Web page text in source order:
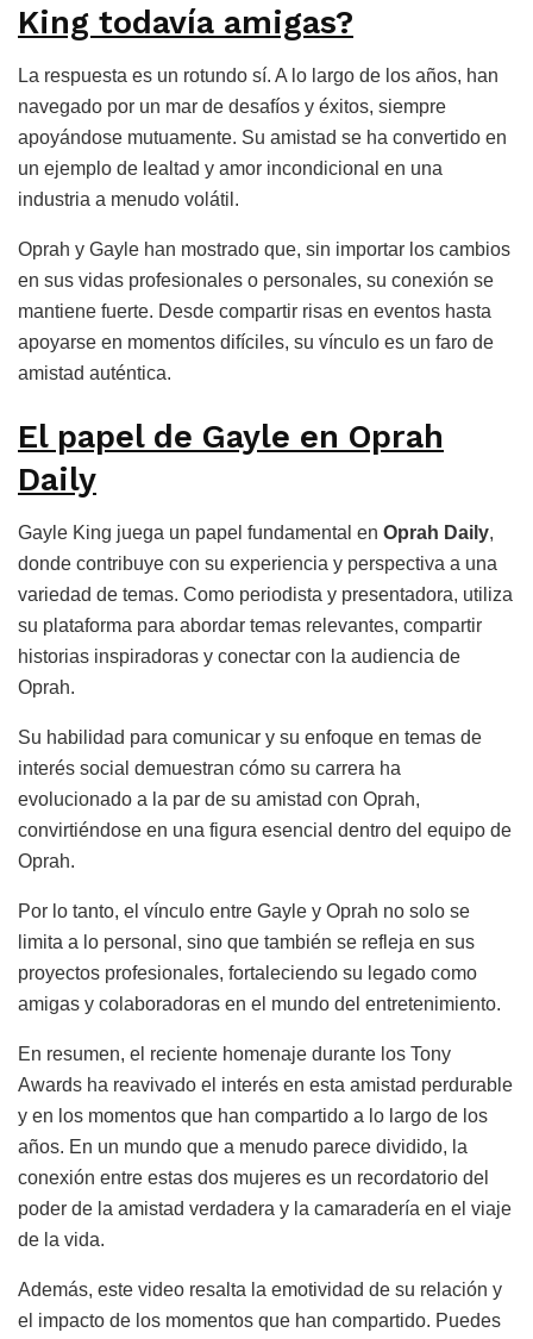
King todavía amigas?
La respuesta es un rotundo sí. A lo largo de los años, han
navegado por un mar de desafíos y éxitos, siempre
apoyándose mutuamente. Su amistad se ha convertido en
un ejemplo de lealtad y amor incondicional en una
industria a menudo volátil.
Oprah y Gayle han mostrado que, sin importar los cambios
en sus vidas profesionales o personales, su conexión se
mantiene fuerte. Desde compartir risas en eventos hasta
apoyarse en momentos difíciles, su vínculo es un faro de
amistad auténtica.
El papel de Gayle en Oprah
Daily
Gayle King juega un papel fundamental en Oprah Daily,
donde contribuye con su experiencia y perspectiva a una
variedad de temas. Como periodista y presentadora, utiliza
su plataforma para abordar temas relevantes, compartir
historias inspiradoras y conectar con la audiencia de
Oprah.
Su habilidad para comunicar y su enfoque en temas de
interés social demuestran cómo su carrera ha
evolucionado a la par de su amistad con Oprah,
convirtiéndose en una figura esencial dentro del equipo de
Oprah.
Por lo tanto, el vínculo entre Gayle y Oprah no solo se
limita a lo personal, sino que también se refleja en sus
proyectos profesionales, fortaleciendo su legado como
amigas y colaboradoras en el mundo del entretenimiento.
En resumen, el reciente homenaje durante los Tony
Awards ha reavivado el interés en esta amistad perdurable
y en los momentos que han compartido a lo largo de los
años. En un mundo que a menudo parece dividido, la
conexión entre estas dos mujeres es un recordatorio del
poder de la amistad verdadera y la camaradería en el viaje
de la vida.
Además, este video resalta la emotividad de su relación y
el impacto de los momentos que han compartido. Puedes